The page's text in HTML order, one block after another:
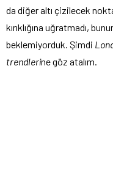
da diğer altı çizilecek
kırıklığına uğratmadı,
beklemiyorduk. Şimdi
trendlerine göz atalım.